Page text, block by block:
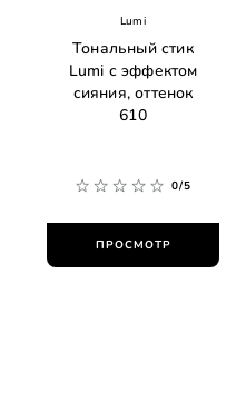
Lumi
Тональный стик
Lumi с эффектом
сияния, оттенок
610
0/5
ПРОСМОТР